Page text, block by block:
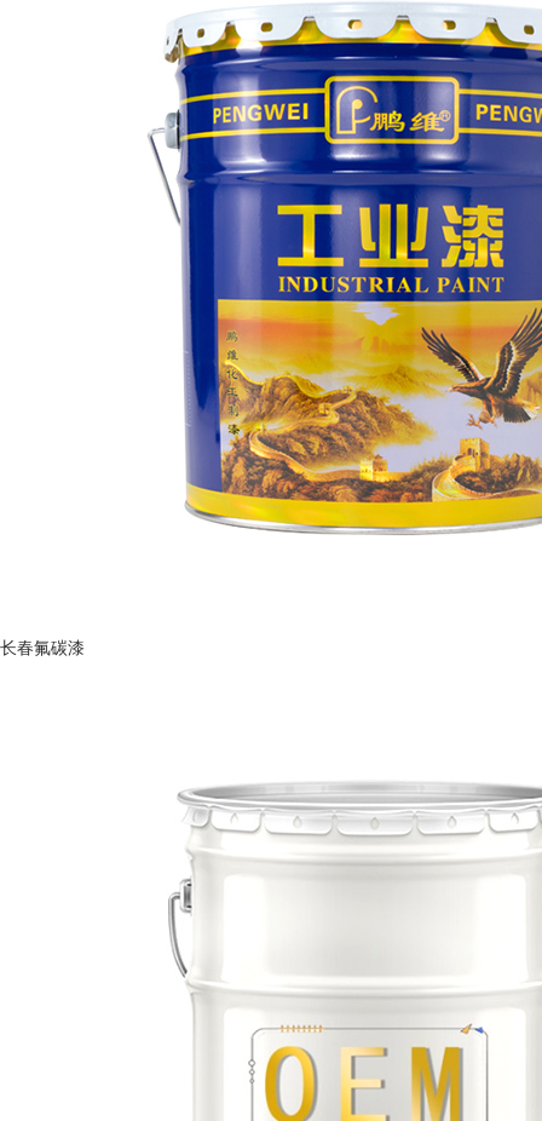
长春氟碳漆